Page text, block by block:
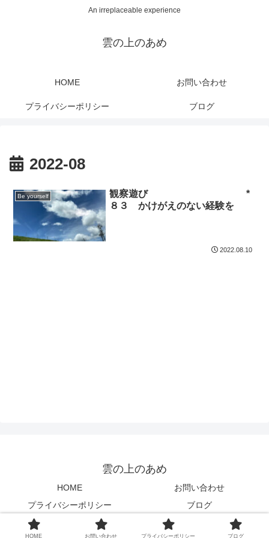
An irreplaceable experience
雲の上のあめ
HOME お問い合わせ
プライバシーポリシー ブログ
2022-08
Be yourself
観察遊び *
８３ かけがえのない経験を
2022.08.10
雲の上のあめ
HOME
お問い合わせ
プライバシーポリシー
ブログ
© 2020 雲の上のあめ.
HOME お問い合わせ プライバシーポリシー ブログ